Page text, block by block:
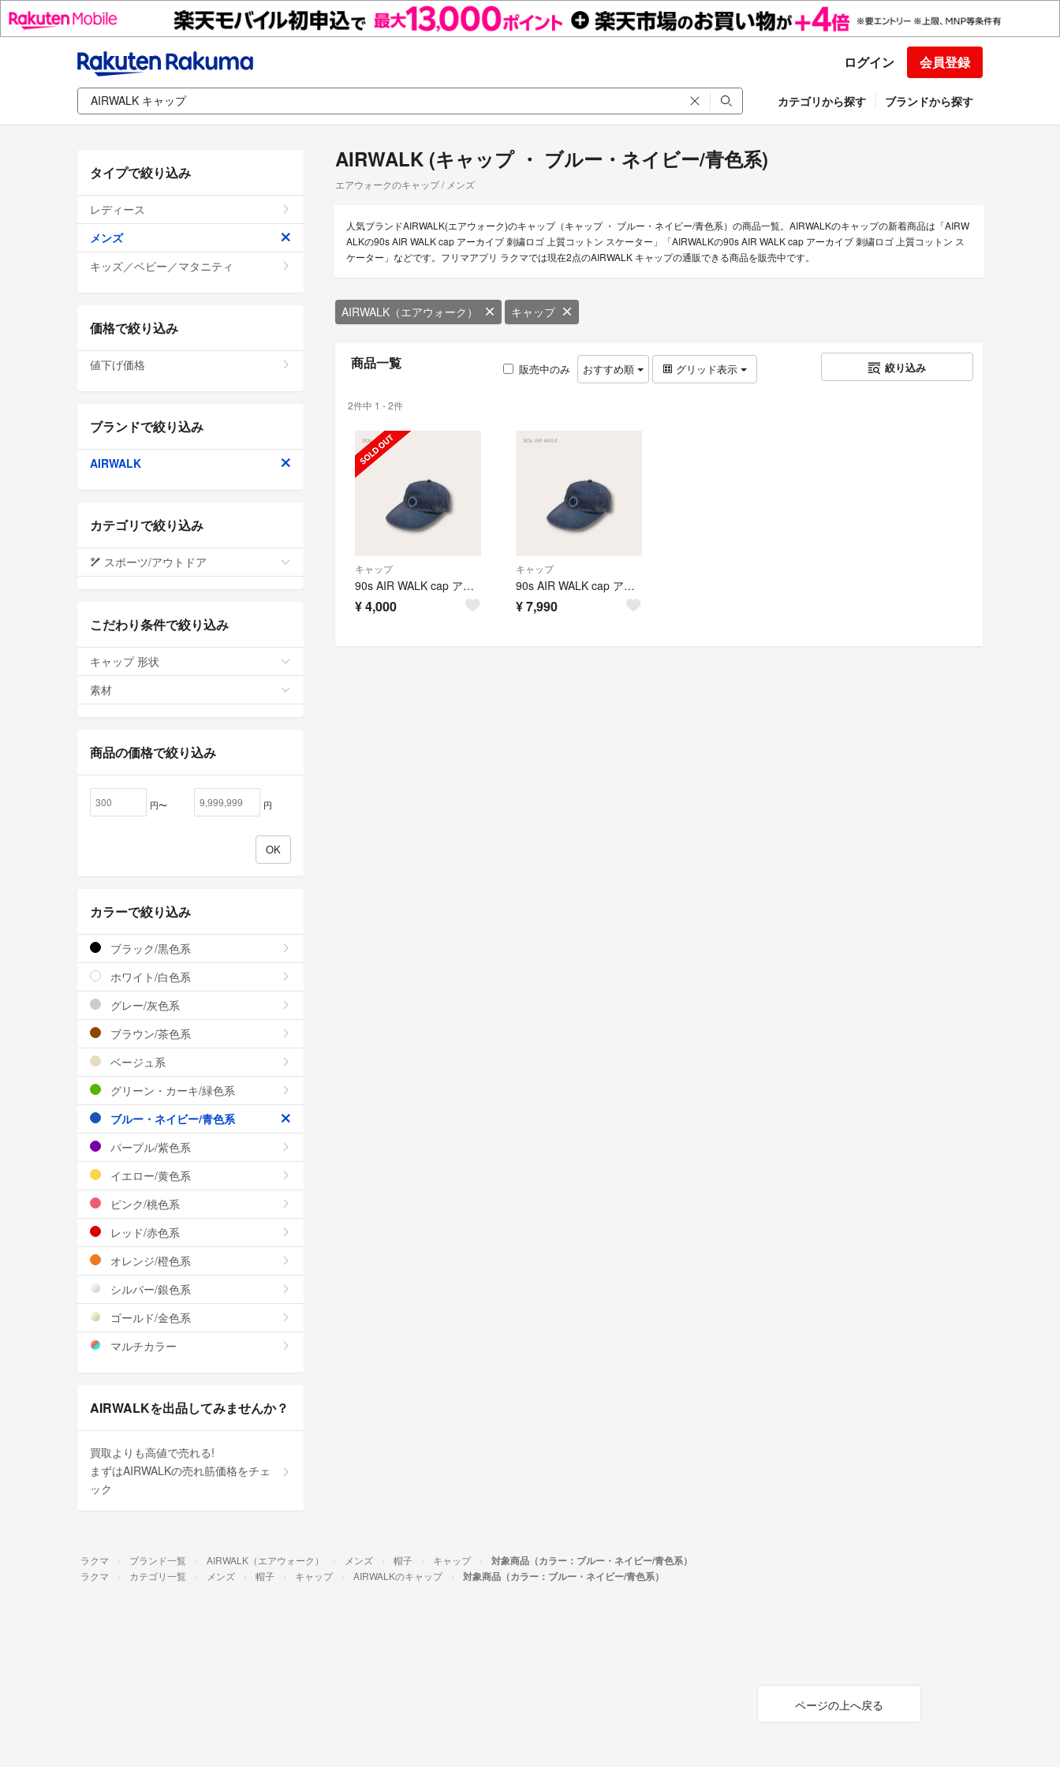
ログイン 会員登録
カテゴリから探す ブランドから探す
AIRWALK (キャップ ・ ブルー・ネイビー/青色系)
エアウォークのキャップ / メンズ
人気ブランドAIRWALK(エアウォーク)のキャップ（キャップ ・ ブルー・ネイビー/青色系）の商品一覧。AIRWALKのキャップの新着商品は「AIRW
ALKの90s AIR WALK cap アーカイブ 刺繍ロゴ 上質コットン スケーター」「AIRWALKの90s AIR WALK cap アーカイブ 刺繍ロゴ 上質コットン ス
ケーター」などです。フリマアプリ ラクマでは現在2点のAIRWALK キャップの通販できる商品を販売中です。
AIRWALK（エアウォーク） キャップ
商品一覧 販売中のみ おすすめ順 グリッド表示 絞り込み
2件中 1 - 2件
キャップ
90s AIR WALK cap アーカイブ 刺繍ロゴ 上質コットン スケーター
¥4,000
キャップ
90s AIR WALK cap アーカイブ 刺繍ロゴ 上質コットン スケーター
¥7,990
タイプで絞り込み
レディース
メンズ
キッズ／ベビー／マタニティ
価格で絞り込み
値下げ価格
ブランドで絞り込み
AIRWALK
カテゴリで絞り込み
スポーツ/アウトドア
こだわり条件で絞り込み
キャップ 形状
素材
商品の価格で絞り込み
円〜 円
カラーで絞り込み
ブラック/黒色系
ホワイト/白色系
グレー/灰色系
ブラウン/茶色系
ベージュ系
グリーン・カーキ/緑色系
ブルー・ネイビー/青色系
パープル/紫色系
イエロー/黄色系
ピンク/桃色系
レッド/赤色系
オレンジ/橙色系
シルバー/銀色系
ゴールド/金色系
マルチカラー
AIRWALKを出品してみませんか？
買取よりも高値で売れる!
まずはAIRWALKの売れ筋価格をチェ
ック
ラクマ ブランド一覧 AIRWALK（エアウォーク） メンズ 帽子 キャップ 対象商品（カラー：ブルー・ネイビー/青色系）
ラクマ カテゴリ一覧 メンズ 帽子 キャップ AIRWALKのキャップ 対象商品（カラー：ブルー・ネイビー/青色系）
ページの上へ戻る